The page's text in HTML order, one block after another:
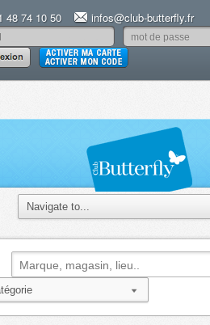
48 74 10 50 infos@club-butterfly.fr